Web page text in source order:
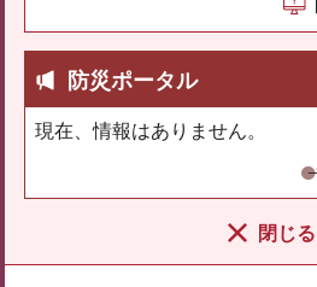
防災ポータル
現在、情報はありません。
閉じる